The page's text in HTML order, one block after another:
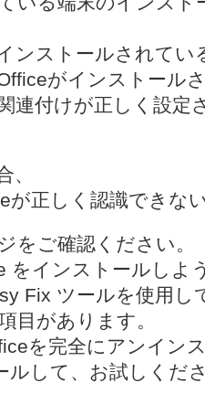
ンストールされてい
がインストール
連付けが正しく設定
、
が正しく認識できな
をご確認ください。
をインストールしよ
Fix ツールを使用し
目があります。
を完全にアンイン
ルして、お試しくだ